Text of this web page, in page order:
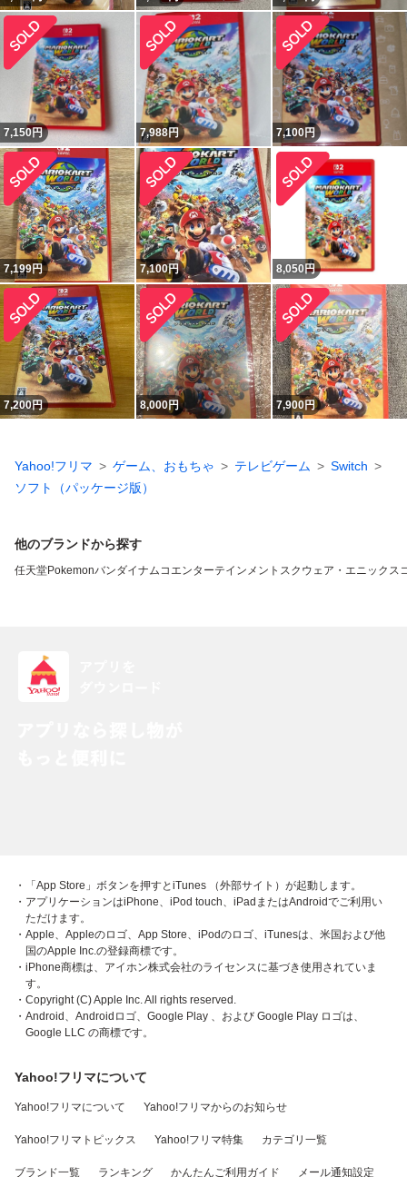
7,150円 7,988円 7,100円
7,199円 7,100円 8,050円
7,200円 8,000円 7,900円
Yahoo!フリマ ゲーム、おもちゃ テレビゲーム
Switch
ソフト（パッケージ版）
他のブランドから探す
任天堂Pokemonバンダイナムコエンターテインメント スクウェア・エニックス
・「App Store」ボタンを押すとiTunes （外部サイト）が起動します。
・アプリケーションはiPhone、iPod touch、iPadまたはAndroidでご利用い
ただけます。
・Apple、Appleのロゴ、App Store、iPodのロゴ、iTunesは、米国および他
国のApple Inc.の登録商標です。
・iPhone商標は、アイホン株式会社のライセンスに基づき使用されていま
す。
・Copyright (C) Apple Inc. All rights reserved.
・Android、Androidロゴ、Google Play 、および Google Play ロゴは、
Google LLC の商標です。
Yahoo!フリマについて
Yahoo!フリマについて Yahoo!フリマからのお知らせ
Yahoo!フリマトピックス Yahoo!フリマ特集 カテゴリ一覧
ブランド一覧 ランキング かんたんご利用ガイド メール通知設定